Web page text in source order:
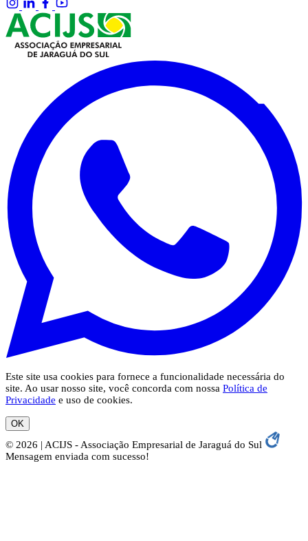
Este site usa cookies para fornece a funcionalidade necessária do
site. Ao usar nosso site, você concorda com nossa Política de
Privacidade e uso de cookies.
OK
© 2026 | ACIJS - Associação Empresarial de Jaraguá do Sul
Mensagem enviada com sucesso!